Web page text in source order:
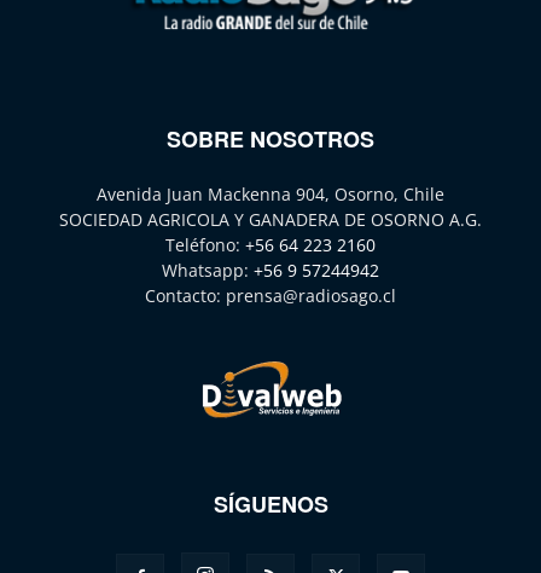
SOBRE NOSOTROS
Avenida Juan Mackenna 904, Osorno, Chile
SOCIEDAD AGRICOLA Y GANADERA DE OSORNO A.G.
Teléfono: +56 64 223 2160
Whatsapp: +56 9 57244942
Contacto: prensa@radiosago.cl
SÍGUENOS